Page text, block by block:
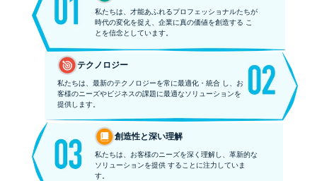
私たちは、才能あふれるプロフェッショナルたちが
時代の変化を捉え、企業に真の価値を創造する こ
とを信念としています。
テクノロジー
私たちは、最新のテクノロジーを常に最適化・統合 し、お
客様のニーズやビジネスの課題に最適なソリューションを
提供します。
創造性と深い理解
私たちは、お客様のニーズを深く理解し、革新的な
ソリューションを提供 することに注力していま
す。